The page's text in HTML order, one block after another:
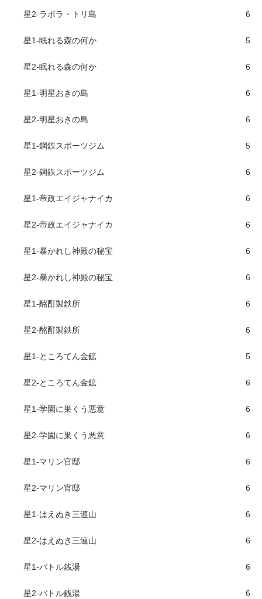
星2-ラボラ・トリ島 6
星1-眠れる森の何か 5
星2-眠れる森の何か 6
星1-明星おきの島 6
星2-明星おきの島 6
星1-鋼鉄スポーツジム 5
星2-鋼鉄スポーツジム 6
星1-帝政エイジャナイカ 6
星2-帝政エイジャナイカ 6
星1-暴かれし神殿の秘宝 6
星2-暴かれし神殿の秘宝 6
星1-酩酊製鉄所 6
星2-酩酊製鉄所 6
星1-ところてん金鉱 5
星2-ところてん金鉱 6
星1-学園に巣くう悪意 6
星2-学園に巣くう悪意 6
星1-マリン官邸 6
星2-マリン官邸 6
星1-はえぬき三連山 6
星2-はえぬき三連山 6
星1-バトル銭湯 6
星2-バトル銭湯 6